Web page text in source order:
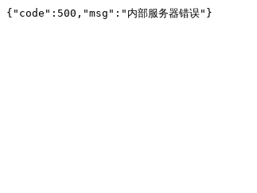
{"code":500,"msg":"内部服务器错误"}